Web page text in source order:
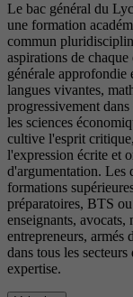
Le bac général du
une formation
commun
aspirations de
générale approfondie
langues vivantes,
progressivement
les sciences
cultive l'esprit
l'expression écrite et
d'argumentation. Les
formations
préparatoires, BTS
enseignants, avocats,
entrepreneurs, armés
dans tous les
expertise.